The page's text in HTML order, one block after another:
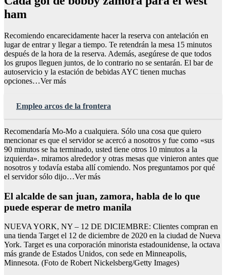
ham
Recomiendo encarecidamente hacer la reserva con antelación en
lugar de entrar y llegar a tiempo. Te retendrán la mesa 15 minutos
después de la hora de la reserva. Además, asegúrese de que todos
los grupos lleguen juntos, de lo contrario no se sentarán. El bar de
autoservicio y la estación de bebidas AYC tienen muchas
opciones…Ver más
Empleo arcos de la frontera
Recomendaría Mo-Mo a cualquiera. Sólo una cosa que quiero
mencionar es que el servidor se acercó a nosotros y fue como «sus
90 minutos se ha terminado, usted tiene otros 10 minutos a la
izquierda». miramos alrededor y otras mesas que vinieron antes que
nosotros y todavía estaba allí comiendo. Nos preguntamos por qué
el servidor sólo dijo…Ver más
El alcalde de san juan, zamora, habla de lo que
puede esperar de metro manila
NUEVA YORK, NY – 12 DE DICIEMBRE: Clientes compran en
una tienda Target el 12 de diciembre de 2020 en la ciudad de Nueva
York. Target es una corporación minorista estadounidense, la octava
más grande de Estados Unidos, con sede en Minneapolis,
Minnesota. (Foto de Robert Nickelsberg/Getty Images)